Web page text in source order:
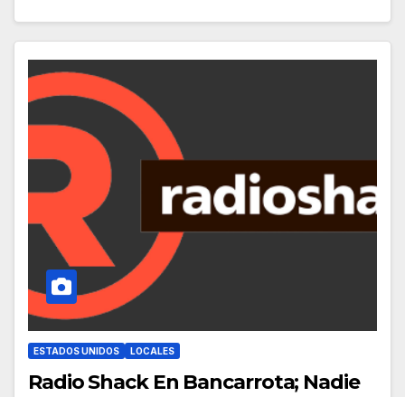
ESTADOS UNIDOS LOCALES
Radio Shack En Bancarrota; Nadie